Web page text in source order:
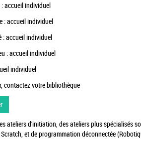
accueil individuel
: accueil individuel
: accueil individuel
: accueil individuel
individuel
contactez votre bibliothèque
ateliers d'initiation, des ateliers plus spécialisés
et de programmation déconnectée